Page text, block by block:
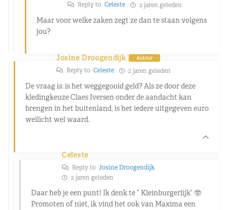
Reply to Celeste 2 jaren geleden
Maar voor welke zaken zegt ze dan te staan volgens
jou?
Josine Droogendijk Auteur
Reply to Celeste 2 jaren geleden
De vraag is: is het weggegooid geld? Als ze door deze
kledingkeuze Claes Iversen onder de aandacht kan
brengen in het buitenland, is het iedere uitgegeven euro
wellicht wel waard.
Celeste
Reply to Josine Droogendijk
2 jaren geleden
Daar heb je een punt! Ik denk te ” Kleinburgerlijk” 🤓
Promoten of niet, ik vind het ook van Maxima een